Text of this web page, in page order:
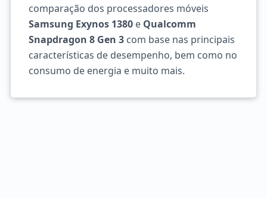
comparação dos processadores móveis
Samsung Exynos 1380e Qualcomm
Snapdragon 8 Gen 3com base nas principais
características de desempenho, bem como no
consumo de energia e muito mais.